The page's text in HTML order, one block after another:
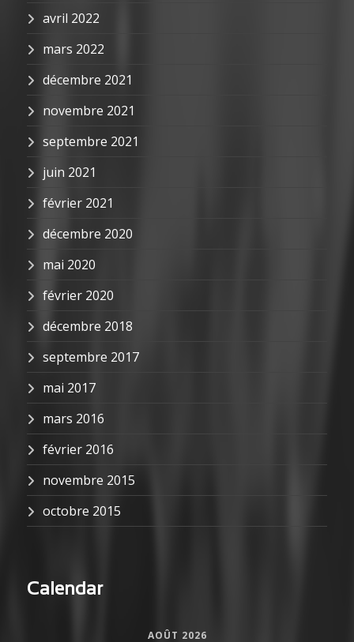
avril 2022
mars 2022
décembre 2021
novembre 2021
septembre 2021
juin 2021
février 2021
décembre 2020
mai 2020
février 2020
décembre 2018
septembre 2017
mai 2017
mars 2016
février 2016
novembre 2015
octobre 2015
Calendar
AOÛT 2026